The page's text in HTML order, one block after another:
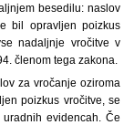
besedilu: naslov
bil opravljen poizkus
nadaljnje vročitve v
členom tega zakona.
za vročanje oziroma
poizkus vročitve, se
evidencah. Če